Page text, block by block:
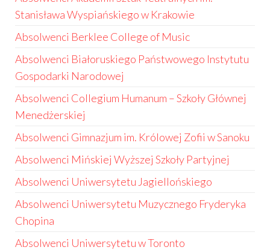
Stanisława Wyspiańskiego w Krakowie
Absolwenci Berklee College of Music
Absolwenci Białoruskiego Państwowego Instytutu
Gospodarki Narodowej
Absolwenci Collegium Humanum – Szkoły Głównej
Menedżerskiej
Absolwenci Gimnazjum im. Królowej Zofii w Sanoku
Absolwenci Mińskiej Wyższej Szkoły Partyjnej
Absolwenci Uniwersytetu Jagiellońskiego
Absolwenci Uniwersytetu Muzycznego Fryderyka
Chopina
Absolwenci Uniwersytetu w Toronto